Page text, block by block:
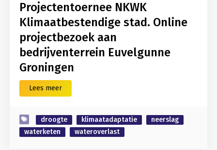
Projectentoernee NKWK
Klimaatbestendige stad. Online
projectbezoek aan
bedrijventerrein Euvelgunne
Groningen
Lees meer
droogte klimaatadaptatie
neerslag
waterketen
wateroverlast